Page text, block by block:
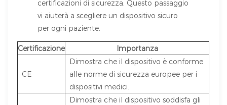
certificazioni di sicurezza. Questo passaggio
vi aiuterà a scegliere un dispositivo sicuro
per ogni paziente.
Certificazione Importanza
CE
Dimostra che il dispositivo è conforme
alle norme di sicurezza europee per i
dispositivi medici.
Dimostra che il dispositivo soddisfa gli